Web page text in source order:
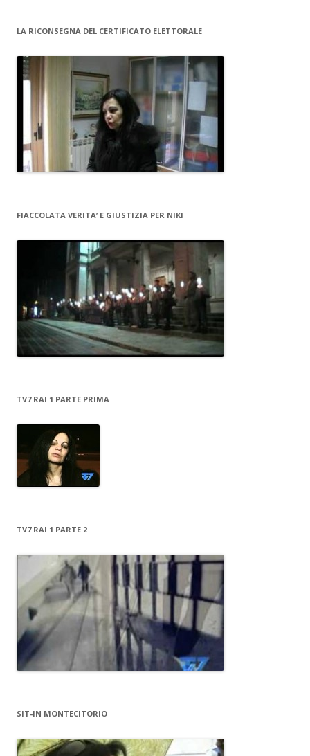
LA RICONSEGNA DEL CERTIFICATO ELETTORALE
FIACCOLATA VERITA’ E GIUSTIZIA PER NIKI
TV7 RAI 1 PARTE PRIMA
TV7 RAI 1 PARTE 2
SIT-IN MONTECITORIO